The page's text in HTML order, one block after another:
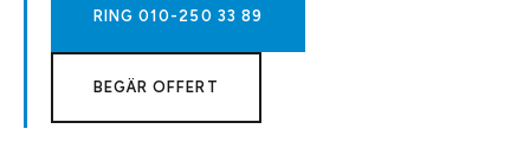
RING010-250 33 89
BEGÄR OFFERT